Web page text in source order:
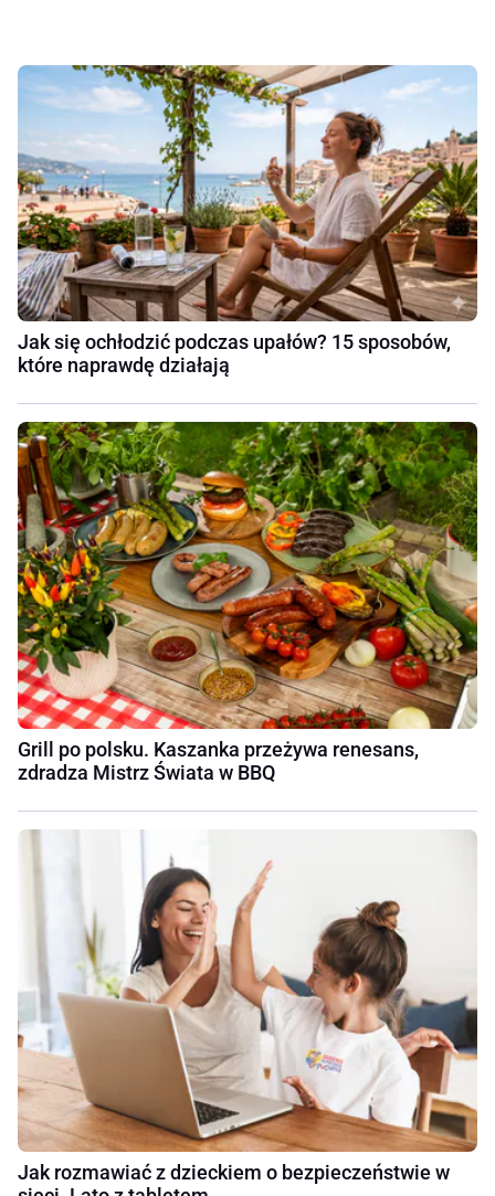
Jak się ochłodzić podczas upałów? 15 sposobów,
które naprawdę działają
Grill po polsku. Kaszanka przeżywa renesans,
zdradza Mistrz Świata w BBQ
Jak rozmawiać z dzieckiem o bezpieczeństwie w